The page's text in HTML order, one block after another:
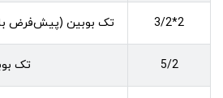
2*3/2 تک بوبین (پیش‌فرض
5/2 تک